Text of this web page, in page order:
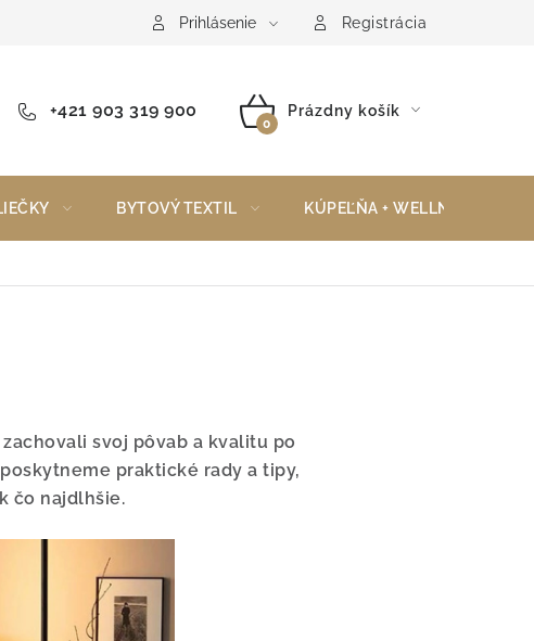
Reklamačný poriadok Vrátenie tovaru
Prihlásenie Registrácia
+421 903 319 900
NÁKUPNÝ
Prázdny košík
BYTOVÝ TEXTIL KÚPEĽŇA + WELLNESS
svoj pôvab a kvalitu po
praktické rady a tipy,
čo najdlhšie.